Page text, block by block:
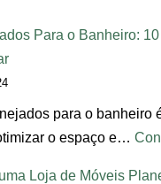
Para o Banheiro:
para o banheiro
o espaço e…
Loja de Móveis